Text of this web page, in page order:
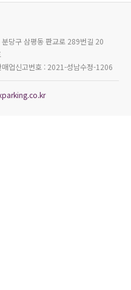
당구 삼평동 판교로 289번길 20
업신고번호 : 2021-성남수정-1206